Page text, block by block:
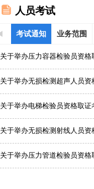
人员考试
考试通知 业务范围
关于举办压力容器检验员资格
关于举办无损检测超声人员资
关于举办电梯检验员资格取证
关于举办无损检测射线人员资
关于举办压力管道检验员资格